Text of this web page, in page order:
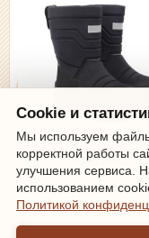
Junited, Зимние сапоги
(черные)
Cookie и
Мы используем
корректной работы
улучшения сервиса.
использованием
Политикой